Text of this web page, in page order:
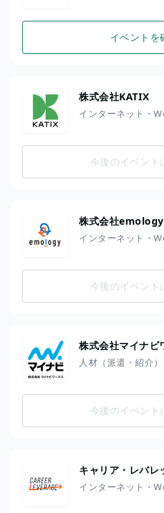
イベントを
株式会社KATIX
インターネット・
今後のイベント
株式会社emology
インターネット・
今後のイベント
株式会社マイナビ
人材（派遣・紹介）
今後のイベント
キャリア・レバレ
インターネット・